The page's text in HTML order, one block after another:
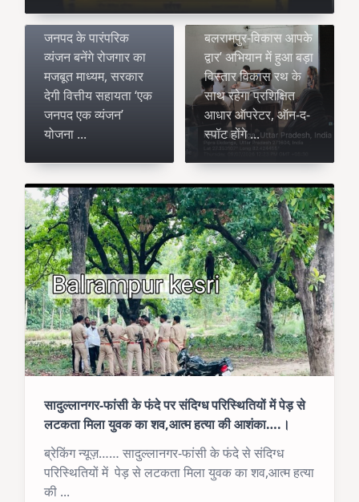
Jul 10, 2026
जनपद के पारंपरिक
व्यंजन बनेंगे रोजगार का
मजबूत माध्यम, सरकार
देगी वित्तीय सहायता ‘एक
जनपद एक व्यंजन’
योजना ...
Jul 10, 2026
बलरामपुर-विकास आपके
द्वार’ अभियान में हुआ बड़ा
विस्तार विकास रथ के
साथ रहेगा प्रशिक्षित
आधार ऑपरेटर, ऑन-द-
स्पॉट होंगे...
सादुल्लानगर-फांसी के फंदे पर संदिग्ध परिस्थितियों में पेड़ से
लटकता मिला युवक का शव,आत्म हत्या की आशंका….।
ब्रेकिंग न्यूज़…… सादुल्लानगर-फांसी के फंदे से संदिग्ध
परिस्थितियों में पेड़ से लटकता मिला युवक का शव,आत्म हत्या
की ...